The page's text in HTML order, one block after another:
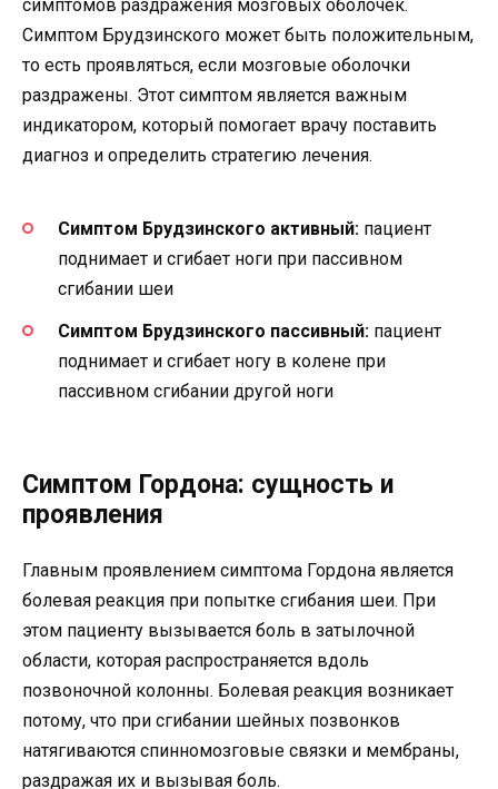
симптомов раздражения мозговых оболочек.
Симптом Брудзинского может быть положительным,
то есть проявляться, если мозговые оболочки
раздражены. Этот симптом является важным
индикатором, который помогает врачу поставить
диагноз и определить стратегию лечения.
Симптом Брудзинского активный: пациент
поднимает и сгибает ноги при пассивном
сгибании шеи
Симптом Брудзинского пассивный: пациент
поднимает и сгибает ногу в колене при
пассивном сгибании другой ноги
Симптом Гордона: сущность и
проявления
Главным проявлением симптома Гордона является
болевая реакция при попытке сгибания шеи. При
этом пациенту вызывается боль в затылочной
области, которая распространяется вдоль
позвоночной колонны. Болевая реакция возникает
потому, что при сгибании шейных позвонков
натягиваются спинномозговые связки и мембраны,
раздражая их и вызывая боль.